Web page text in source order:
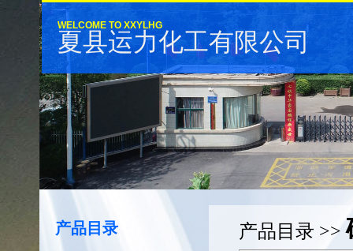
WELCOME TO XXYLHG
夏县运力化工有限公司
产品目录 产品目录 >>